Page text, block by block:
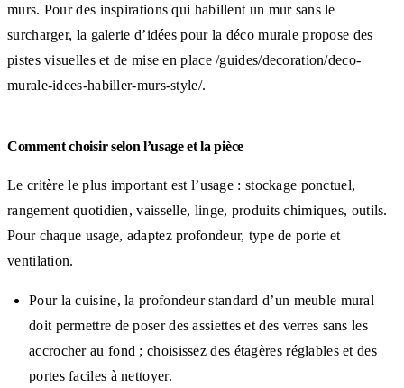
murs. Pour des inspirations qui habillent un mur sans le
surcharger, la galerie d’idées pour la déco murale propose des
pistes visuelles et de mise en place /guides/decoration/deco-
murale-idees-habiller-murs-style/.
Comment choisir selon l’usage et la pièce
Le critère le plus important est l’usage : stockage ponctuel,
rangement quotidien, vaisselle, linge, produits chimiques, outils.
Pour chaque usage, adaptez profondeur, type de porte et
ventilation.
Pour la cuisine, la profondeur standard d’un meuble mural
doit permettre de poser des assiettes et des verres sans les
accrocher au fond ; choisissez des étagères réglables et des
portes faciles à nettoyer.